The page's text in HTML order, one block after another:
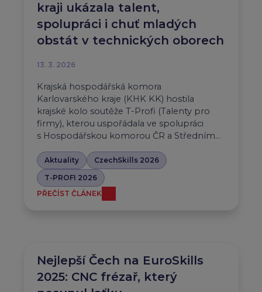
kraji ukázala talent,
spolupráci i chuť mladých
obstát v technických oborech
13. 3. 2026
Krajská hospodářská komora
Karlovarského kraje (KHK KK) hostila
krajské kolo soutěže T-Profi (Talenty pro
firmy), kterou uspořádala ve spolupráci
s Hospodářskou komorou ČR a Středním…
Aktuality
CzechSkills 2026
T-PROFI 2026
PŘEČÍST ČLÁNEK
Nejlepší Čech na EuroSkills
2025: CNC frézař, který